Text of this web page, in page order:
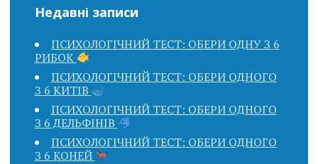
Недавні записи
ПСИХОЛОГІЧНИЙ ТЕСТ: ОБЕРИ ОДНУ З 6
РИБОК
ПСИХОЛОГІЧНИЙ ТЕСТ: ОБЕРИ ОДНОГО
З 6 КИТІВ
ПСИХОЛОГІЧНИЙ ТЕСТ: ОБЕРИ ОДНОГО
З 6 ДЕЛЬФІНІВ
ПСИХОЛОГІЧНИЙ ТЕСТ: ОБЕРИ ОДНОГО
З 6 КОНЕЙ